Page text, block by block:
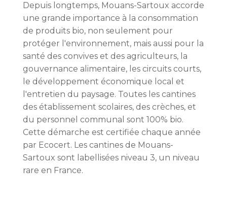
Depuis longtemps, Mouans-Sartoux accorde
une grande importance à la consommation
de produits bio, non seulement pour
protéger l'environnement, mais aussi pour la
santé des convives et des agriculteurs, la
gouvernance alimentaire, les circuits courts,
le développement économique local et
l'entretien du paysage. Toutes les cantines
des établissement scolaires, des crèches, et
du personnel communal sont 100% bio.
Cette démarche est certifiée chaque année
par Ecocert. Les cantines de Mouans-
Sartoux sont labellisées niveau 3, un niveau
rare en France.